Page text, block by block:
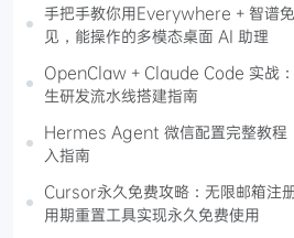
手把手教你用Everywhere + 智谱
见，能操作的多模态桌面 AI 助理
OpenClaw + Claude Code 实战
生研发流水线搭建指南
Hermes Agent 微信配置完整教程
入指南
Cursor永久免费攻略：无限邮箱注
用期重置工具实现永久免费使用